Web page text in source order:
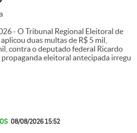
- O Tribunal Regional Eleitoral de
duas multas de R$ 5 mil,
contra o deputado federal Ricardo
propaganda eleitoral antecipada irregu
08/08/2026 15:52